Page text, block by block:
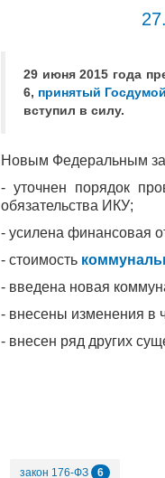
29 июня 2015 года
6, принятый
вступил в силу.
Новым Федеральным
- уточнен порядок
обязательства ИКУ;
- усилена финансовая
- стоимость
- введена новая
- внесены изменения в
- внесен ряд других
закон 176-ФЗ 6